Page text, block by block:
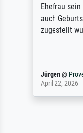
Ehefrau
auch
zugestellt
Jürgen@
April 22, 2026